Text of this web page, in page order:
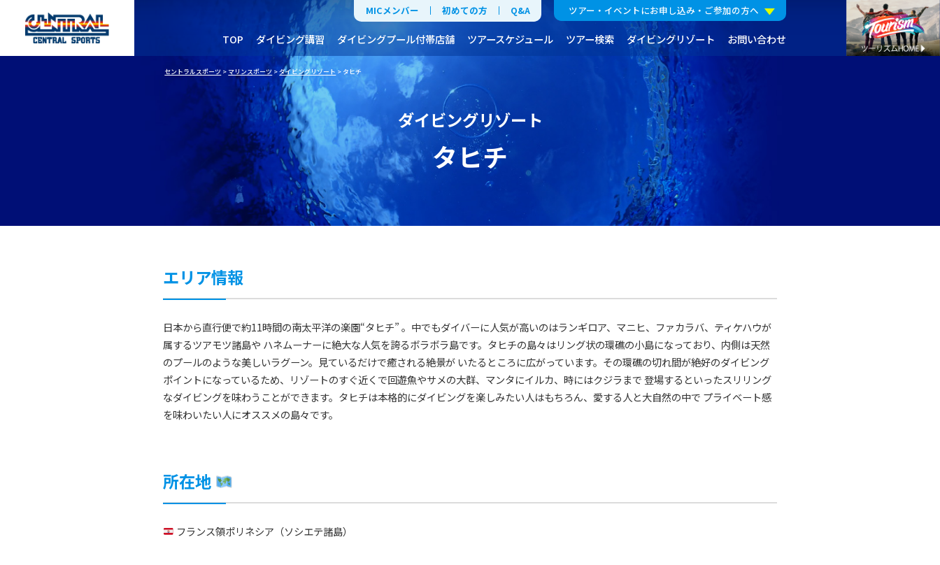
MICメンバー 初めての方 Q&A ツアー・イベントにお申し込み・ご参加の方へ
TOP ダイビング講習 ダイビングプール付帯店舗 ツアースケジュール ツアー検索 ダイビングリゾート お問い合わせ
セントラルスポーツ >マリンスポーツ >ダイビングリゾート> タヒチ
ダイビングリゾート
タヒチ
エリア情報
日本から直行便で約11時間の南太平洋の楽園“タヒチ” 。中でもダイバーに人気が高いのはランギロア、マニヒ、ファカラバ、ティケハウが
属するツアモツ諸島や ハネムーナーに絶大な人気を誇るボラボラ島です。タヒチの島々はリング状の環礁の小島になっており、内側は天然
のプールのような美しいラグーン。見ているだけで癒される絶景が いたるところに広がっています。その環礁の切れ間が絶好のダイビング
ポイントになっているため、リゾートのすぐ近くで回遊魚やサメの大群、マンタにイルカ、時にはクジラまで 登場するといったスリリング
なダイビングを味わうことができます。タヒチは本格的にダイビングを楽しみたい人はもちろん、愛する人と大自然の中で プライベート感
を味わいたい人にオススメの島々です。
所在地
フランス領ポリネシア（ソシエテ諸島）